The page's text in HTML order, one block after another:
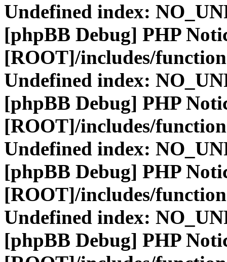
Undefined index:
[phpBB Debug] PHP
[ROOT]/includes/
Undefined index:
[phpBB Debug] PHP
[ROOT]/includes/
Undefined index:
[phpBB Debug] PHP
[ROOT]/includes/
Undefined index:
[phpBB Debug] PHP